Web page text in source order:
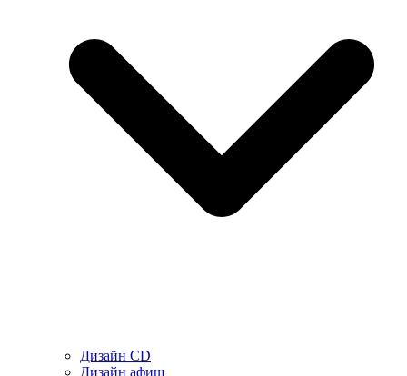
Дизайн CD
Дизайн афиш